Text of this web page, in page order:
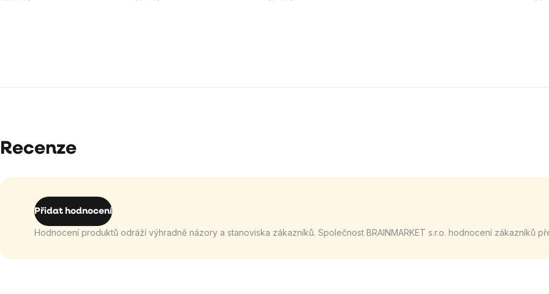
Recenze
Přidat hodnocení
Hodnocení produktů odráží výhradně názory a stanoviska zákazníků. Společnost BRAINMARKET s.r.o. hodnocení zákazníků